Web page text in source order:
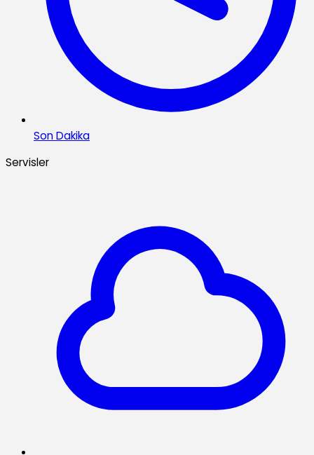
Son Dakika
Servisler